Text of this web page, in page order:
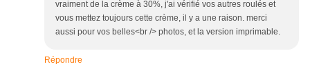
vraiment de la crème à 30%, j'ai vérifié vos autres roulés et
vous mettez toujours cette crème, il y a une raison. merci
aussi pour vos belles<br /> photos, et la version imprimable.
Répondre